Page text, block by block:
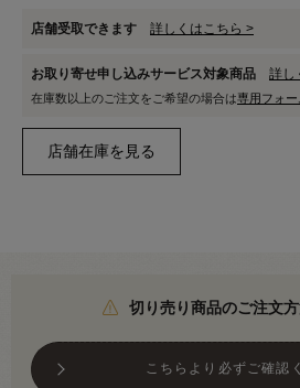
店舗受取できます 詳しくはこちら >
お取り寄せ申し込みサービス対象商品 詳し
在庫数以上のご注文をご希望の場合は専用フォー
切り売り商品のご注文
こちらより必ずご確認